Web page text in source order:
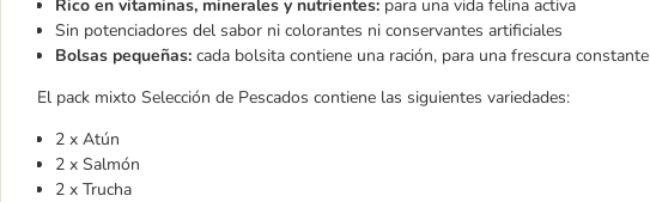
Rico en vitaminas, minerales y nutrientes: para una vida felina activa
Sin potenciadores del sabor ni colorantes ni conservantes artificiales
Bolsas pequeñas: cada bolsita contiene una ración, para una frescura constante
El pack mixto Selección de Pescados contiene las siguientes variedades:
2 x Atún
2 x Salmón
2 x Trucha